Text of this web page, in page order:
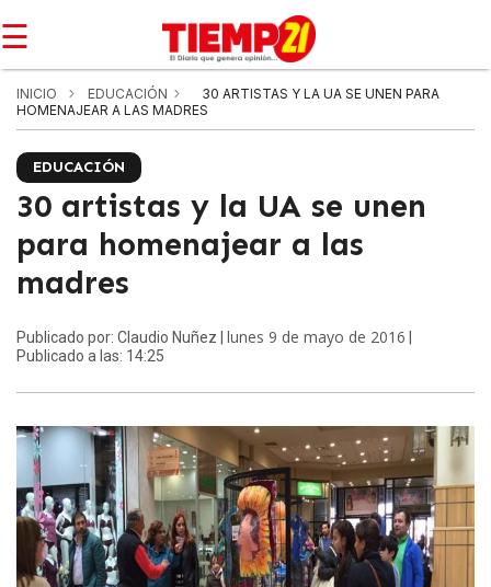
☰
INICIO EDUCACIÓN
30 ARTISTAS Y LA UA SE UNEN PARA
HOMENAJEAR A LAS MADRES
EDUCACIÓN
30 artistas y la UA se unen
para homenajear a las
madres
Publicado por: Claudio Nuñez | lunes 9 de mayo de 2016
Publicado a las: 14:25